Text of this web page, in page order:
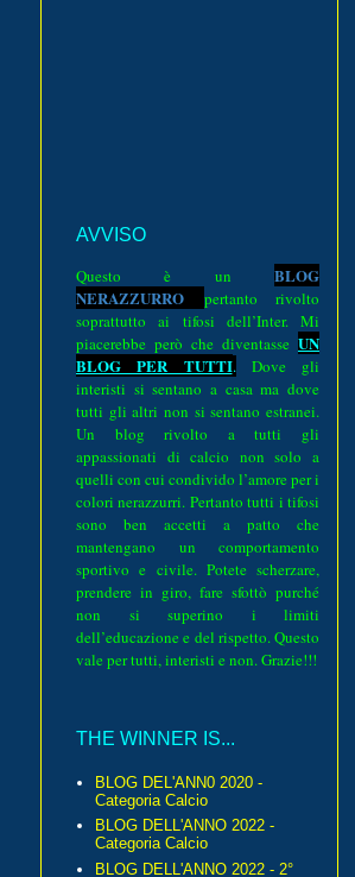
AVVISO
Questo è un BLOG
NERAZZURRO pertanto rivolto
soprattutto ai tifosi dell’Inter. Mi
piacerebbe però che diventasse UN
BLOG PER TUTTI.
Dove gli
interisti si sentano a casa ma dove
tutti gli altri non si sentano estranei.
Un blog rivolto a tutti gli
appassionati di calcio non solo a
quelli con cui condivido l’amore per i
colori nerazzurri. Pertanto tutti i tifosi
sono ben accetti a patto che
mantengano un comportamento
sportivo e civile. Potete scherzare,
prendere in giro, fare sfottò purché
non si superino i limiti
dell’educazione e del rispetto. Questo
vale per tutti, interisti e non. Grazie!!!
THE WINNER IS...
BLOG DEL'ANN0 2020 -
Categoria Calcio
BLOG DELL'ANNO 2022 -
Categoria Calcio
BLOG DELL'ANNO 2022 - 2°